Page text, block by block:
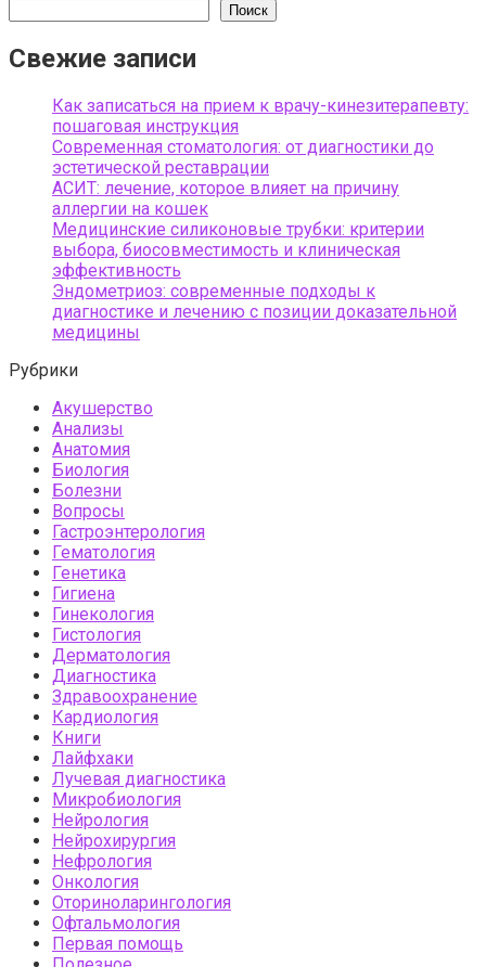
Поиск
Свежие записи
Как записаться на прием к врачу-кинезитерапевту:
пошаговая инструкция
Современная стоматология: от диагностики до
эстетической реставрации
АСИТ: лечение, которое влияет на причину
аллергии на кошек
Медицинские силиконовые трубки: критерии
выбора, биосовместимость и клиническая
эффективность
Эндометриоз: современные подходы к
диагностике и лечению с позиции доказательной
медицины
Рубрики
Акушерство
Анализы
Анатомия
Биология
Болезни
Вопросы
Гастроэнтерология
Гематология
Генетика
Гигиена
Гинекология
Гистология
Дерматология
Диагностика
Здравоохранение
Кардиология
Книги
Лайфхаки
Лучевая диагностика
Микробиология
Нейрология
Нейрохирургия
Нефрология
Онкология
Оториноларингология
Офтальмология
Первая помощь